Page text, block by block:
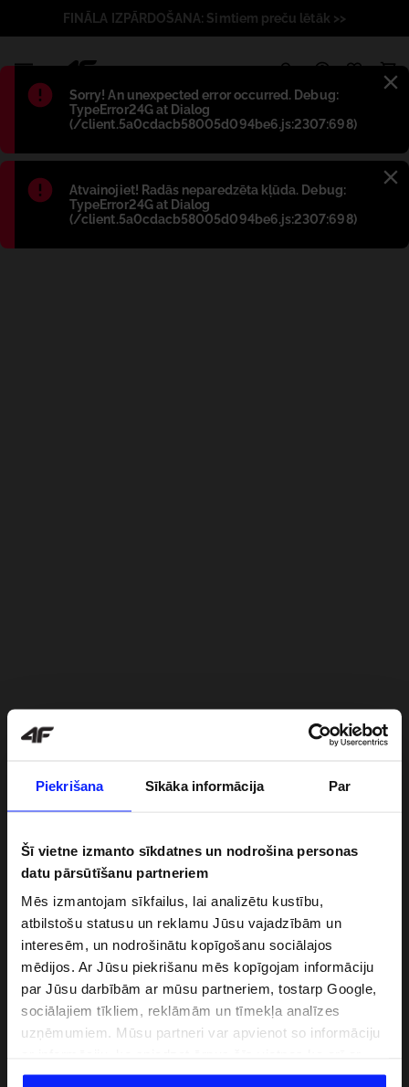
Piekrišana Sīkāka informācija Par
Šī vietne izmanto sīkdatnes un nodrošina personas
datu pārsūtīšanu partneriem
Mēs izmantojam sīkfailus, lai analizētu kustību,
atbilstošu statusu un reklamu Jūsu vajadzībām un
interesēm, un nodrošinātu kopīgošanu sociālajos
mēdijos. Ar Jūsu piekrišanu mēs kopīgojam informāciju
par Jūsu darbībām ar mūsu partneriem, tostarp Google,
sociālajiem tīkliem, reklāmām un tīmekļa analīzes
uzņēmumiem. Mūsu partneri var apvienot so informāciju
datiem, ko viņi iegūst, izmantojot viņu pakalpojumus. Ar
Błąd:
Sorry! An unexpected error occurred. Debug:
TypeError24G at Dialog
(/client.5a0cdacb58005d094be6.js:2307:698)
Błąd:
Atvainojiet! Radās neparedzēta kļūda. Debug:
TypeError24G at Dialog
(/client.5a0cdacb58005d094be6.js:2307:698)
FINĀLA IZPĀRDOŠANA: Simtiem preču lētāk >>